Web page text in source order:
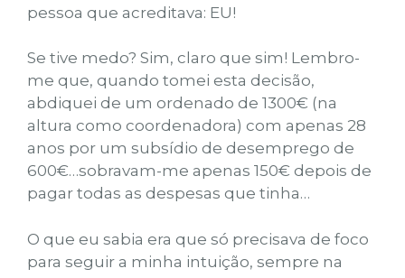
pessoa que acreditava: EU!
Se tive medo? Sim, claro que sim! Lembro-
me que, quando tomei esta decisão,
abdiquei de um ordenado de 1300€ (na
altura como coordenadora) com apenas 28
anos por um subsídio de desemprego de
600€…sobravam-me apenas 150€ depois de
pagar todas as despesas que tinha…
O que eu sabia era que só precisava de foco
para seguir a minha intuição, sempre na